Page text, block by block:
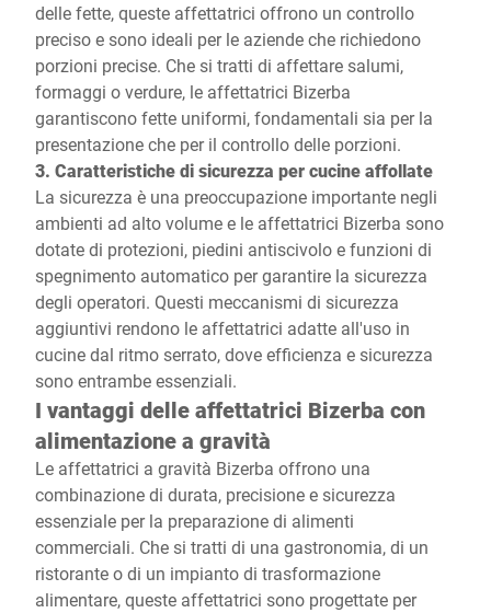
delle fette, queste affettatrici offrono un controllo
preciso e sono ideali per le aziende che richiedono
porzioni precise. Che si tratti di affettare salumi,
formaggi o verdure, le affettatrici Bizerba
garantiscono fette uniformi, fondamentali sia per la
presentazione che per il controllo delle porzioni.
3. Caratteristiche di sicurezza per cucine affollate
La sicurezza è una preoccupazione importante negli
ambienti ad alto volume e le affettatrici Bizerba sono
dotate di protezioni, piedini antiscivolo e funzioni di
spegnimento automatico per garantire la sicurezza
degli operatori. Questi meccanismi di sicurezza
aggiuntivi rendono le affettatrici adatte all'uso in
cucine dal ritmo serrato, dove efficienza e sicurezza
sono entrambe essenziali.
I vantaggi delle affettatrici Bizerba con
alimentazione a gravità
Le affettatrici a gravità Bizerba offrono una
combinazione di durata, precisione e sicurezza
essenziale per la preparazione di alimenti
commerciali. Che si tratti di una gastronomia, di un
ristorante o di un impianto di trasformazione
alimentare, queste affettatrici sono progettate per